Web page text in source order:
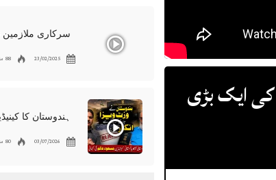
کینیڈا کو اب بھی آئی ٹی پروفیشنلز کی ضرورت ہے || int.Students کی ایک بڑی
23/02/2025 88 مناظر
03/07/2026 80 مناظر